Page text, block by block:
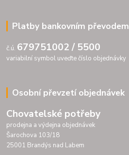
Platby bankovním převodem
č.ú. 679751002 / 5500
variabilní symbol uveďte číslo objednávky
Osobní převzetí objednávek
Chovatelské potřeby
prodejna a výdejna objednávek
Šarochova 103/18
25001 Brandýs nad Labem